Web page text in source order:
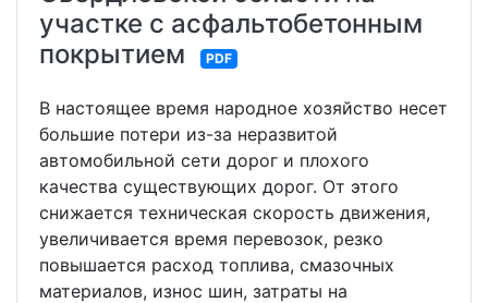
участке с асфальтобетонным
покрытием
PDF
В настоящее время народное хозяйство несет
большие потери из-за неразвитой
автомобильной сети дорог и плохого
качества существующих дорог. От этого
снижается техническая скорость движения,
увеличивается время перевозок, резко
повышается расход топлива, смазочных
материалов, износ шин, затраты на